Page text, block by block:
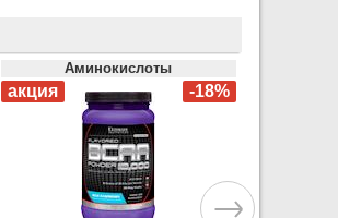
Аминокислоты